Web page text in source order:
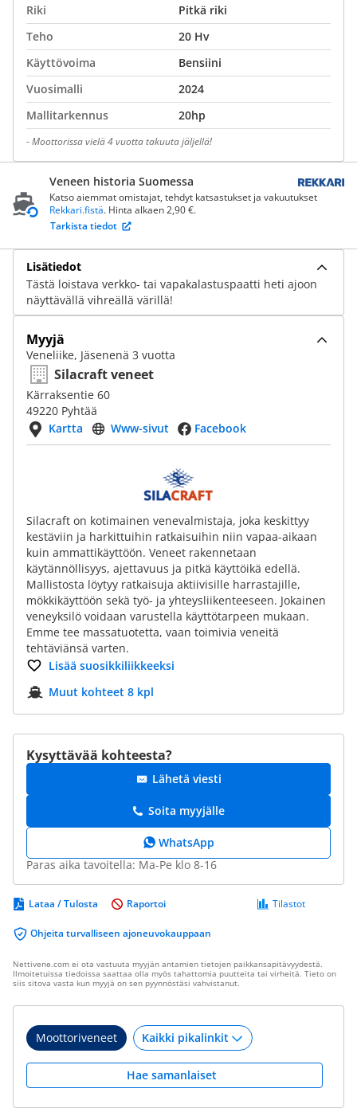
Riki
Pitkä riki
Teho
20 Hv
Käyttövoima
Bensiini
Vuosimalli
2024
Mallitarkennus
20hp
-Moottorissa vielä 4 vuotta takuuta jäljellä!
Veneen historia Suomessa
Katso aiemmat omistajat, tehdyt katsastukset ja vakuutukset
Rekkari.fistä. Hinta alkaen 2,90 €.
Tarkista tiedot
Lisätiedot
Tästä loistava verkko- tai vapakalastuspaatti heti ajoon
näyttävällä vihreällä värillä!
Myyjä
Veneliike, Jäsenenä 3 vuotta
Silacraft veneet
Kärraksentie 60
49220 Pyhtää
Kartta
Www-sivut Facebook
Silacraft on kotimainen venevalmistaja, joka keskittyy
kestäviin ja harkittuihin ratkaisuihin niin vapaa-aikaan
kuin ammattikäyttöön. Veneet rakennetaan
käytännöllisyys, ajettavuus ja pitkä käyttöikä edellä.
Mallistosta löytyy ratkaisuja aktiivisille harrastajille,
mökkikäyttöön sekä työ- ja yhteysliikenteeseen. Jokainen
veneyksilö voidaan varustella käyttötarpeen mukaan.
Emme tee massatuotetta, vaan toimivia veneitä
tehtäviänsä varten.
Lisää suosikkiliikkeeksi
Muut kohteet 8 kpl
Kysyttävää kohteesta?
Lähetä viesti
Soita myyjälle
WhatsApp
Paras aika tavoitella: Ma-Pe klo 8-16
Lataa / Tulosta
Ohjeita turvalliseen ajoneuvokauppaan
Tilastot
Raportoi
Nettivene.com ei ota vastuuta myyjän antamien tietojen paikkansapitävyydestä.
Ilmoitetuissa tiedoissa saattaa olla myös tahattomia puutteita tai virheitä. Tieto on
siis sitova vasta kun myyjä on sen pyynnöstäsi vahvistanut.
Moottoriveneet
Hae samanlaiset